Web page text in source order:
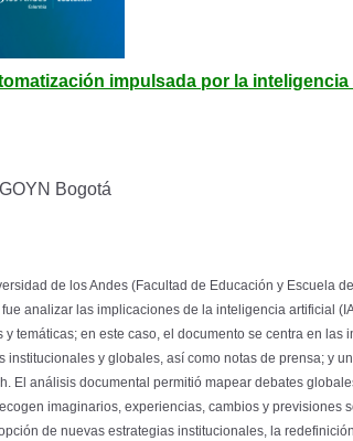
impulsada por la
Bogotá
de los Andes (Facultad de Educación y Escuela
analizar las implicaciones de la inteligencia
temáticas; en este caso, el documento se centra en
y globales, así como notas de prensa; y
El análisis documental permitió mapear debates
imaginarios, experiencias, cambios y
de nuevas estrategias institucionales, la